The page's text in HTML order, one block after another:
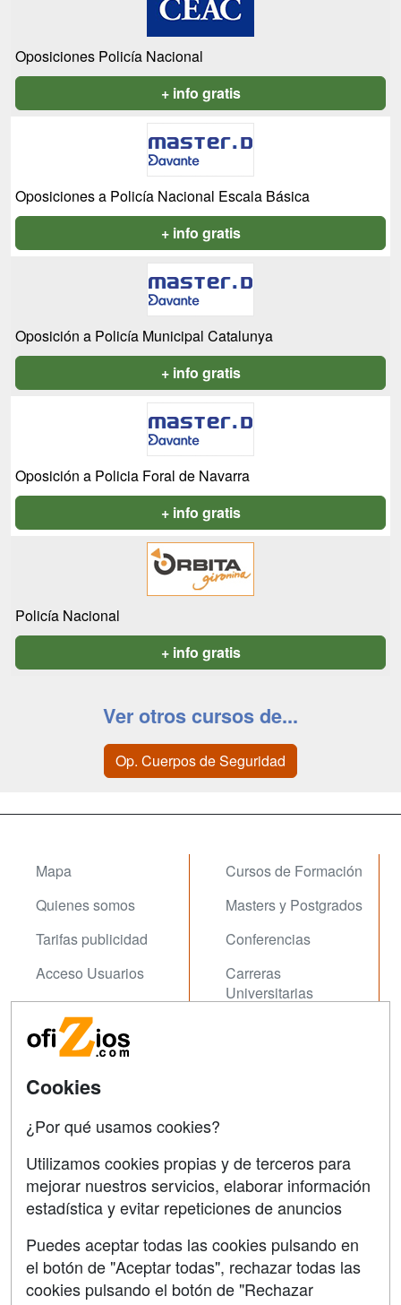
Oposiciones Policía Nacional
+ info gratis
Oposiciones a Policía Nacional Escala Básica
+ info gratis
Oposición a Policía Municipal Catalunya
+ info gratis
Oposición a Policia Foral de Navarra
+ info gratis
Policía Nacional
+ info gratis
Ver otros cursos de...
Op. Cuerpos de Seguridad
Mapa
Quienes somos
Tarifas publicidad
Acceso Usuarios
Acceso Centros
Cursos de Formación
Masters y Postgrados
Conferencias
Carreras
Universitarias
Contactar
Copyleft
Grupo formazion:
Cookies
¿Por qué usamos cookies?
Utilizamos cookies propias y de terceros para
mejorar nuestros servicios, elaborar información
estadística y evitar repeticiones de anuncios
Puedes aceptar todas las cookies pulsando en
el botón de "Aceptar todas", rechazar todas las
cookies pulsando el botón de "Rechazar